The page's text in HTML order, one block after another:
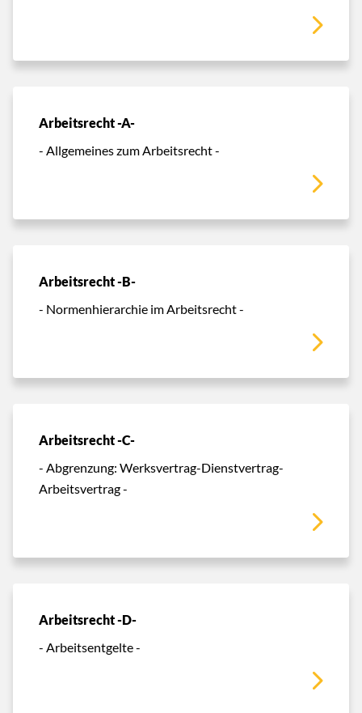
Arbeitsrecht -A-
- Allgemeines zum Arbeitsrecht -
Arbeitsrecht -B-
- Normenhierarchie im Arbeitsrecht -
Arbeitsrecht -C-
- Abgrenzung: Werksvertrag-Dienstvertrag-
Arbeitsvertrag -
Arbeitsrecht -D-
- Arbeitsentgelte -